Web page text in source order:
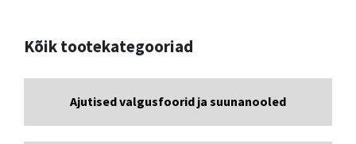
Kõik tootekategooriad
Ajutised valgusfoorid ja suunanooled